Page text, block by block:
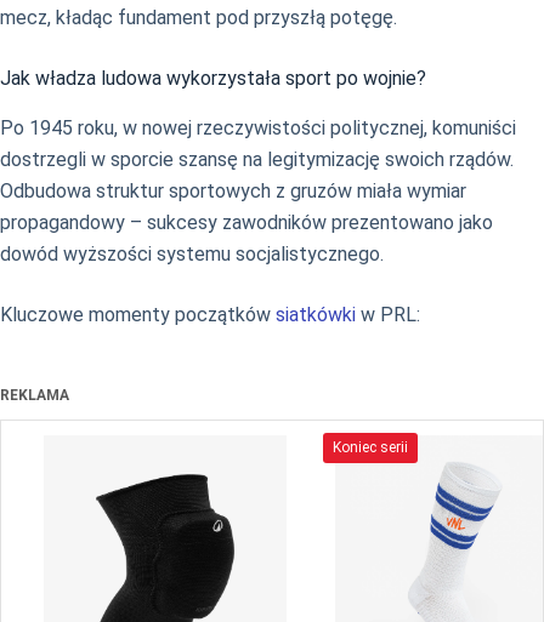
mecz, kładąc fundament pod przyszłą potęgę.
Jak władza ludowa wykorzystała sport po wojnie?
Po 1945 roku, w nowej rzeczywistości politycznej, komuniści
dostrzegli w sporcie szansę na legitymizację swoich rządów.
Odbudowa struktur sportowych z gruzów miała wymiar
propagandowy – sukcesy zawodników prezentowano jako
dowód wyższości systemu socjalistycznego.
Kluczowe momenty początków siatkówki w PRL:
REKLAMA
Koniec serii